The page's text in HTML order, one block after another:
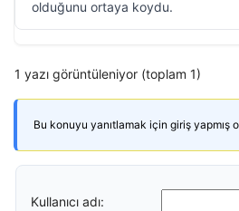
olduğunu ortaya koydu.
1 yazı görüntüleniyor (toplam 1)
Bu konuyu yanıtlamak için giriş yapmış
Kullanıcı adı: